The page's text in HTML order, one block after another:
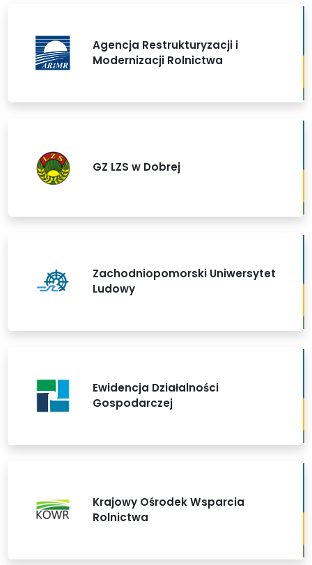
Agencja Restrukturyzacji i
Modernizacji Rolnictwa
GZ LZS w Dobrej
Zachodniopomorski Uniwersytet
Ludowy
Ewidencja Działalności
Gospodarczej
Krajowy Ośrodek Wsparcia
Rolnictwa